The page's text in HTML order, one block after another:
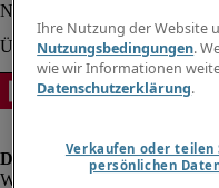
Ihre Nutzung der Website
Nutzungsbedingungen.
wie wir Informationen
Datenschutzerklärung.
Verkaufen oder teilen
persönlichen